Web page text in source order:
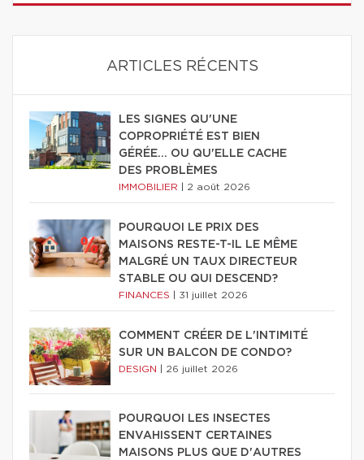
ARTICLES RÉCENTS
LES SIGNES QU'UNE
COPROPRIÉTÉ EST BIEN
GÉRÉE… OU QU'ELLE CACHE
DES PROBLÈMES
IMMOBILIER 2 août 2026
POURQUOI LE PRIX DES
MAISONS RESTE-T-IL LE MÊME
MALGRÉ UN TAUX DIRECTEUR
STABLE OU QUI DESCEND?
FINANCES 31 juillet 2026
COMMENT CRÉER DE L'INTIMITÉ
SUR UN BALCON DE CONDO?
DESIGN 26 juillet 2026
POURQUOI LES INSECTES
ENVAHISSENT CERTAINES
MAISONS PLUS QUE D'AUTRES